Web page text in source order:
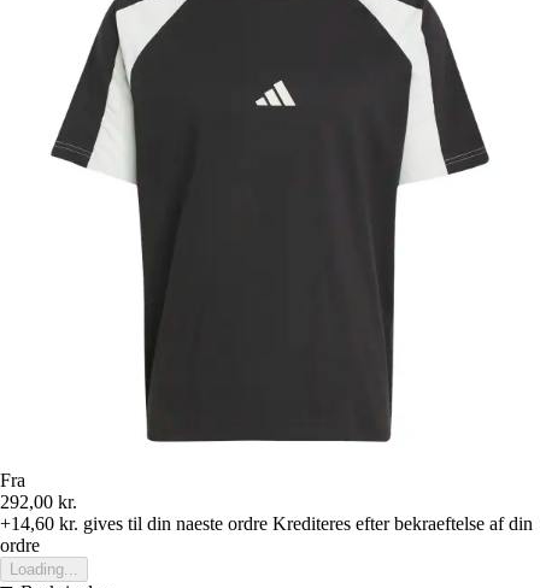
Fra
292,00 kr.
+14,60 kr. gives til din naeste ordre Krediteres efter bekraeftelse af din
ordre
Loading...